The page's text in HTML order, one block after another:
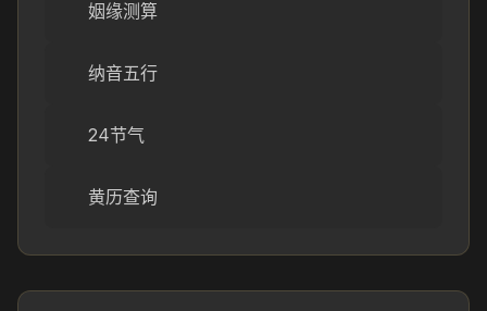
姻缘测算
纳音五行
24节气
黄历查询